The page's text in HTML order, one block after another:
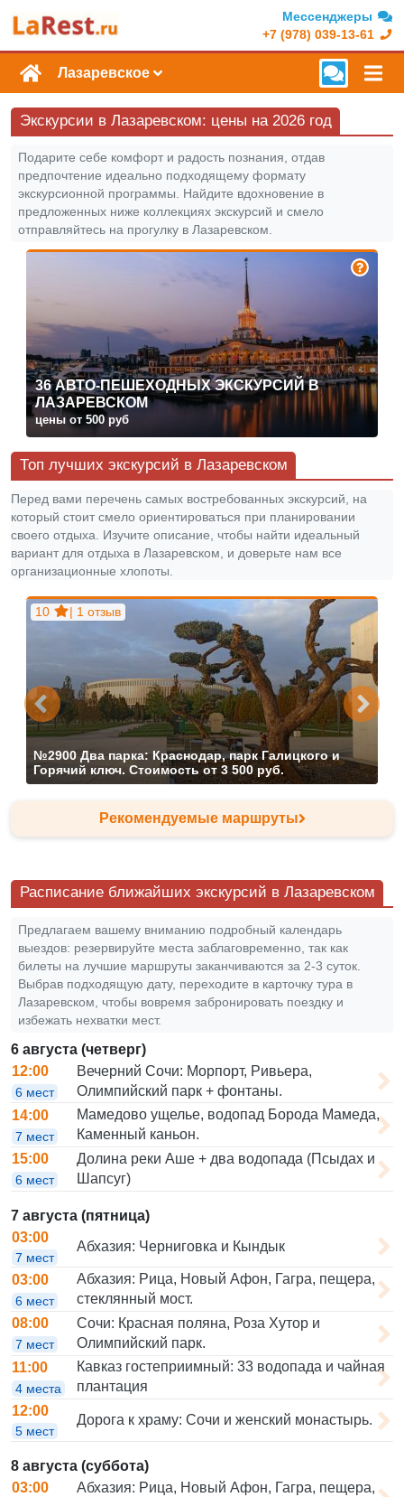
Мессенджеры
+7 (978) 039-13-61
Лазаревское
Экскурсии в Лазаревском: цены на 2026 год
Подарите себе комфорт и радость познания, отдав
предпочтение идеально подходящему формату
экскурсионной программы. Найдите вдохновение в
предложенных ниже коллекциях экскурсий и смело
отправляйтесь на прогулку в Лазаревском.
36 АВТО-ПЕШЕХОДНЫХ ЭКСКУРСИЙ В
ЛАЗАРЕВСКОМ
цены от 500 руб
Топ лучших экскурсий в Лазаревском
Перед вами перечень самых востребованных экскурсий, на
который стоит смело ориентироваться при планировании
своего отдыха. Изучите описание, чтобы найти идеальный
вариант для отдыха в Лазаревском, и доверьте нам все
организационные хлопоты.
№2900 Два парка: Краснодар, парк Галицкого и
Горячий ключ. Стоимость от3 500 руб.
10 | 1 отзыв
Рекомендуемые маршруты
Расписание ближайших экскурсий в Лазаревском
Предлагаем вашему вниманию подробный календарь
выездов: резервируйте места заблаговременно, так как
билеты на лучшие маршруты заканчиваются за 2-3 суток.
Выбрав подходящую дату, переходите в карточку тура в
Лазаревском, чтобы вовремя забронировать поездку и
избежать нехватки мест.
6 августа (четверг)
12:00
6 мест
Вечерний Сочи: Морпорт, Ривьера,
Олимпийский парк + фонтаны.
14:00
7 мест
Мамедово ущелье, водопад Борода Мамеда,
Каменный каньон.
15:00
6 мест
Долина реки Аше + два водопада (Псыдах и
Шапсуг)
7 августа (пятница)
03:00
7 мест
Абхазия: Черниговка и Кындык
03:00
6 мест
Абхазия: Рица, Новый Афон, Гагра, пещера,
стеклянный мост.
08:00
7 мест
Сочи: Красная поляна, Роза Хутор и
Олимпийский парк.
11:00
4 места
Кавказ гостеприимный: 33 водопада и чайная
плантация
12:00
5 мест
Дорога к храму: Сочи и женский монастырь.
8 августа (суббота)
03:00
Абхазия: Рица, Новый Афон, Гагра, пещера,